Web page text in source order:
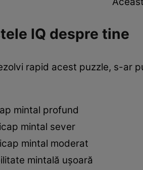
IQ despre tine
rapid acest puzzle, s-ar
mintal profund
mintal sever
mintal moderat
mintală ușoară